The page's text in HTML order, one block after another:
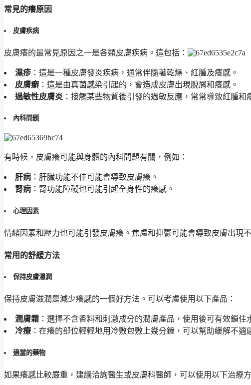
常見的癢原因
皮膚疾病
皮膚癢的最常見原因之一是各類皮膚疾病。這包括：
濕疹：這是一種皮膚發炎疾病，通常伴隨著乾燥、紅腫及癢感。
皮膚癬 ：這是由真菌感染引起的，會造成皮膚出現脫屑和癢感。
過敏性皮膚炎 ：接觸某些物質後引發的過敏反應，常常導致紅腫和
內科問題
有時候，皮膚癢可能與身體的內科問題有關，例如：
肝病 ：肝臟功能不佳可能會導致皮膚癢。
腎病 ：腎功能障礙也可能引起全身性的癢感。
心理因素
情緒因素和壓力也可能引發皮膚癢。焦慮和抑鬱可能會導致皮膚出現
常用的舒緩方法
保持皮膚濕潤
保持皮膚滋潤是減少癢感的一個好方法。可以考慮使用以下產品：
潤膚霜 ：選擇不含香料和刺激成分的潤膚產品，使用後可有效鎖住
冷療 ：在癢的部位輕輕地用冷敷包敷上幾分鐘，可以幫助緩解不適
適當的藥物
如果癢感比較嚴重，建議洽詢醫生或皮膚科醫師，可以使用以下治療方